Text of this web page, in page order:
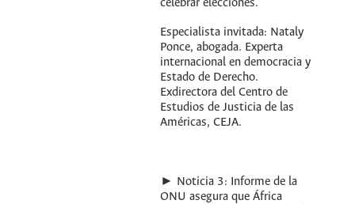
celebrar elecciones.
Especialista invitada: Nataly
Ponce, abogada. Experta
internacional en democracia y
Estado de Derecho.
Exdirectora del Centro de
Estudios de Justicia de las
Américas, CEJA.
► Noticia 3: Informe de la
ONU asegura que África